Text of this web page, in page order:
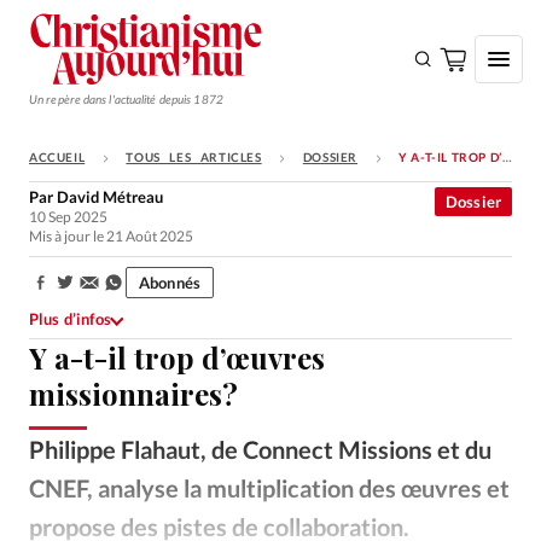
Un repère dans l'actualité depuis 1872
S'ABONNER
Monde
Opinions
Tous les articles
Faire un don
Emploi
Se connecter
ACCUEIL TOUS LES ARTICLES DOSSIER Y A-T-IL TROP D’ŒUVRES MISSIONNAIRES?
Y a-t-il trop d’œuvres
missionnaires?
Philippe Flahaut, de Connect Missions et du
CNEF, analyse la multiplication des œuvres et
propose des pistes de collaboration.
Dossier
Par David Métreau
10 Sep 2025
Mis à jour le 21 Août 2025
Partager:
Abonnés
Plus d’infos
©robypangy – Getty Images / En fin d’année, les boîtes aux lettres débordent souvent de demandes de dons.